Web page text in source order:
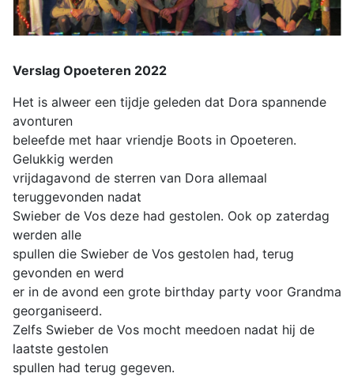
Verslag Opoeteren 2022
Het is alweer een tijdje geleden dat Dora spannende
avonturen
beleefde met haar vriendje Boots in Opoeteren.
Gelukkig werden
vrijdagavond de sterren van Dora allemaal
teruggevonden nadat
Swieber de Vos deze had gestolen. Ook op zaterdag
werden alle
spullen die Swieber de Vos gestolen had, terug
gevonden en werd
er in de avond een grote birthday party voor Grandma
georganiseerd.
Zelfs Swieber de Vos mocht meedoen nadat hij de
laatste gestolen
spullen had terug gegeven.